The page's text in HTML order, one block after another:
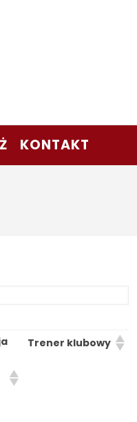
KONTAKT
Trener klubowy